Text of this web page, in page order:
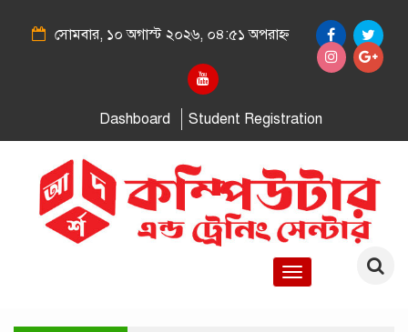
সোমবার, ১০ অগাস্ট ২০২৬, ০৪:৫১ অপরাহ্ন
Dashboard Student Registration
Toggle